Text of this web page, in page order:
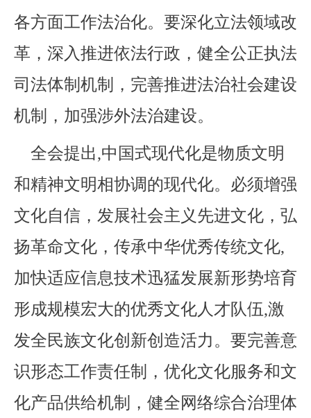
各方面工作法治化。要深化立法领域改
革，深入推进依法行政，健全公正执法
司法体制机制，完善推进法治社会建设
机制，加强涉外法治建设。
全会提出,中国式现代化是物质文明
和精神文明相协调的现代化。必须增强
文化自信，发展社会主义先进文化，弘
扬革命文化，传承中华优秀传统文化,
加快适应信息技术迅猛发展新形势培育
形成规模宏大的优秀文化人才队伍,激
发全民族文化创新创造活力。要完善意
识形态工作责任制，优化文化服务和文
化产品供给机制，健全网络综合治理体